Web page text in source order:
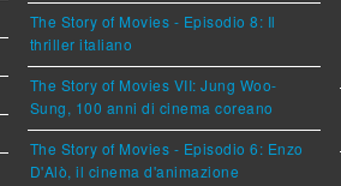
The Story of Movies - Episodio 8: Il
thriller italiano
The Story of Movies VII: Jung Woo-
Sung, 100 anni di cinema coreano
The Story of Movies - Episodio 6: Enzo
D'Alò, il cinema d'animazione